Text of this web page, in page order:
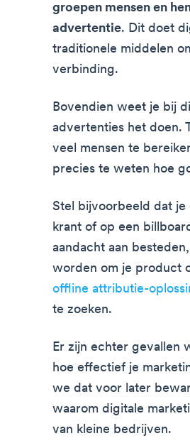
groepen mensen en
advertentie. Dit doet
traditionele middelen
verbinding.
Bovendien weet je bij
advertenties het doen.
veel mensen te
precies te weten hoe
Stel bijvoorbeeld dat je
krant of op een
aandacht aan
worden om je product
offline attributie-
te zoeken.
Er zijn echter gevallen
hoe effectief je
we dat voor later
waarom digitale
van kleine bedrijven.